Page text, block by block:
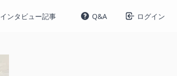
インタビュー記事 Q&A ログイン